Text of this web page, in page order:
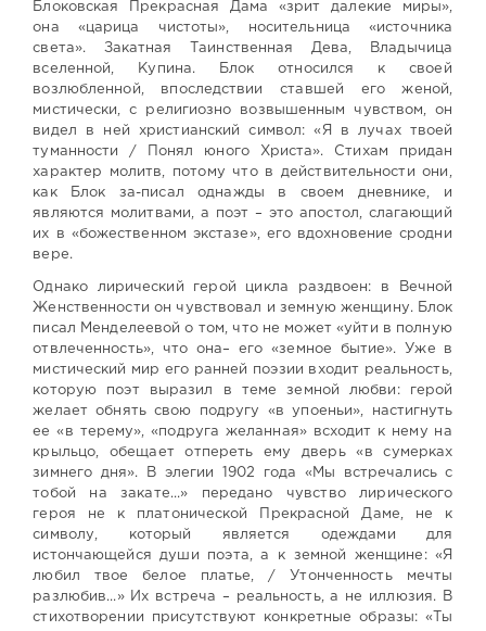
Блоковская Прекрасная Дама «зрит далекие миры»,
она «царица чистоты», носительница «источника
света». Закатная Таинственная Дева, Владычица
вселенной, Купина. Блок относился к своей
возлюбленной, впоследствии ставшей его женой,
мистически, с религиозно возвышенным чувством, он
видел в ней христианский символ: «Я в лучах твоей
туманности / Понял юного Христа». Стихам придан
характер молитв, потому что в действительности они,
как Блок за-писал однажды в своем дневнике, и
являются молитвами, а поэт – это апостол, слагающий
их в «божественном экстазе», его вдохновение сродни
вере.
Однако лирический герой цикла раздвоен: в Вечной
Женственности он чувствовал и земную женщину. Блок
писал Менделеевой о том, что не может «уйти в полную
отвлеченность», что она– его «земное бытие». Уже в
мистический мир его ранней поэзии входит реальность,
которую поэт выразил в теме земной любви: герой
желает обнять свою подругу «в упоеньи», настигнуть
ее «в терему», «подруга желанная» всходит к нему на
крыльцо, обещает отпереть ему дверь «в сумерках
зимнего дня». В элегии 1902 года «Мы встречались с
тобой на закате...» передано чувство лирического
героя не к платонической Прекрасной Даме, не к
символу, который является одеждами для
истончающейся души поэта, а к земной женщине: «Я
любил твое белое платье, / Утонченность мечты
разлюбив...» Их встреча – реальность, а не иллюзия. В
стихотворении присутствуют конкретные образы: «Ты